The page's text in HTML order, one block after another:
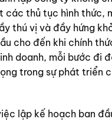
các thủ tục hình thức,
thú vị và đầy hứng
cho đến khi chính
doanh, mỗi bước đi
trong sự phát triển
lập kế hoạch ban